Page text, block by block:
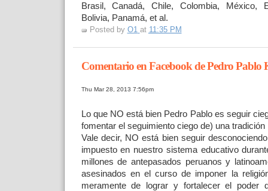
Brasil, Canadá, Chile, Colombia, México,
Bolivia, Panamá, et al.
Posted by O1 at 11:35 PM
Comentario en Facebook de Pedro Pablo
Thu Mar 28, 2013 7:56pm
Lo que NO está bien Pedro Pablo es seguir
fomentar el seguimiento ciego de) una
Vale decir, NO está bien seguir
impuesto en nuestro sistema educativo
millones de antepasados peruanos y
asesinados en el curso de imponer la
meramente de lograr y fortalecer el poder